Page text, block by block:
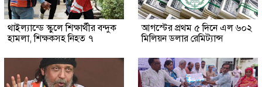
থাইল্যান্ডে স্কুলে শিক্ষার্থীর বন্দুক
হামলা, শিক্ষকসহ নিহত ৭
আগস্টের প্রথম ৫ দিনে এল ৬০২
মিলিয়ন ডলার রেমিট্যান্স